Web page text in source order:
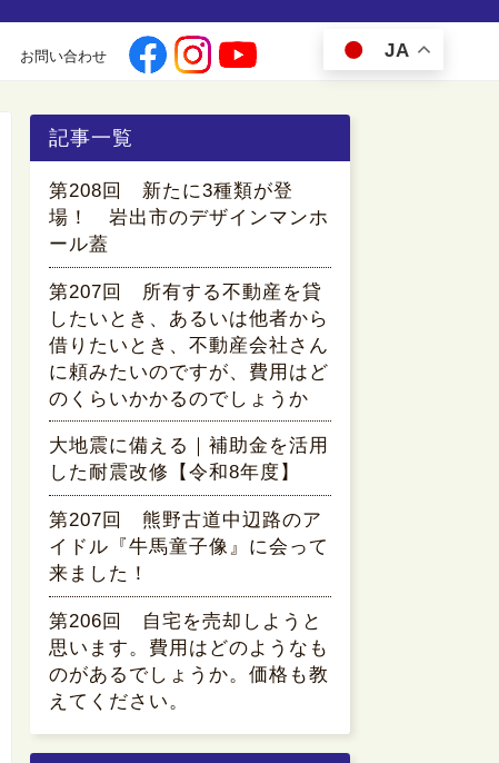
お問い合わせ JA
記事一覧
第208回 新たに3種類が登
場！ 岩出市のデザインマンホ
ール蓋
第207回 所有する不動産を貸
したいとき、あるいは他者から
借りたいとき、不動産会社さん
に頼みたいのですが、費用はど
のくらいかかるのでしょうか
大地震に備える｜補助金を活用
した耐震改修【令和8年度】
第207回 熊野古道中辺路のア
イドル『牛馬童子像』に会って
来ました！
第206回 自宅を売却しようと
思います。費用はどのようなも
のがあるでしょうか。価格も教
えてください。